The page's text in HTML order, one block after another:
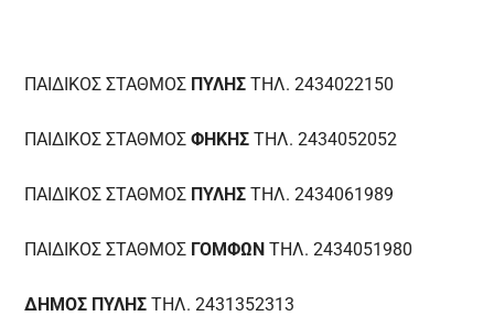
ΠΑΙΔΙΚΟΣ ΣΤΑΘΜΟΣ ΠΥΛΗΣ ΤΗΛ. 2434022150
ΠΑΙΔΙΚΟΣ ΣΤΑΘΜΟΣΦΗΚΗΣ ΤΗΛ. 2434052052
ΠΑΙΔΙΚΟΣ ΣΤΑΘΜΟΣ ΠΥΛΗΣ ΤΗΛ. 2434061989
ΠΑΙΔΙΚΟΣ ΣΤΑΘΜΟΣ ΓΟΜΦΩΝ ΤΗΛ. 2434051980
ΔΗΜΟΣ ΠΥΛΗΣ ΤΗΛ. 2431352313